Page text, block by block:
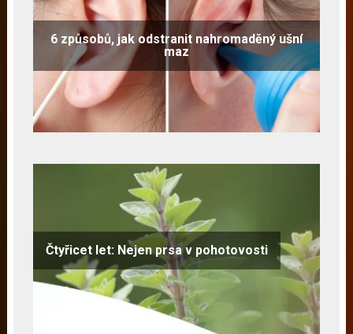
6 způsobů, jak odstranit nahromaděný ušní
maz
Čtyřicet let: Nejen prsa v pohotovosti